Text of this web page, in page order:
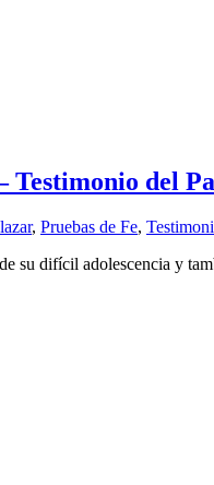
Testimonio del
, Pruebas de Fe,
su difícil adolescencia y